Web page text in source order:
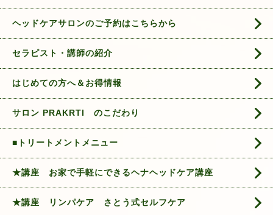
ヘッドケアサロンのご予約はこちらから
セラピスト・講師の紹介
はじめての方へ＆お得情報
サロン PRAKRTI のこだわり
■トリートメントメニュー
★講座 お家で手軽にできるヘナヘッドケア講座
★講座 リンパケア さとう式セルフケア